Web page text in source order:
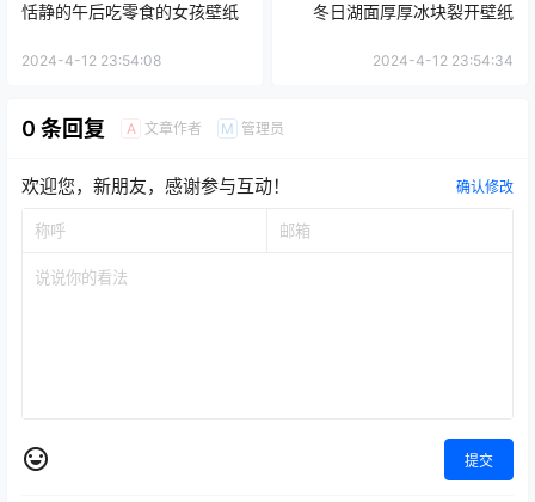
恬静的午后吃零食的女孩壁纸
2024-4-12 23:54:08
冬日湖面厚厚冰块裂开壁纸
2024-4-12 23:54:34
0 条回复 A 文章作者 M 管理员
欢迎您，新朋友，感谢参与互动！ 确认修改
提交